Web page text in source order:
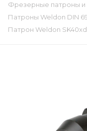
Фрезерные патроны и
Патроны Weldon DIN
Патрон Weldon